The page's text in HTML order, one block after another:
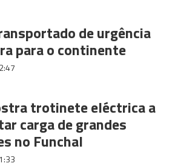
de urgência
para o continente
trotinete eléctrica a
carga de grandes
no Funchal